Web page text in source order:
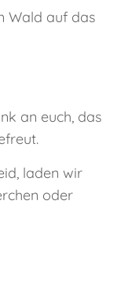
an euch, das
laden wir
oder